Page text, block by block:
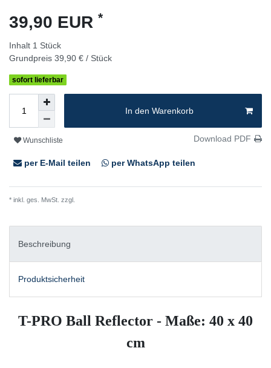
39,90 EUR *
Inhalt 1 Stück
Grundpreis 39,90 € / Stück
sofort lieferbar
In den Warenkorb
Wunschliste Download PDF
per E-Mail teilen per WhatsApp teilen
* inkl. ges. MwSt. zzgl.
Beschreibung
Produktsicherheit
T-PRO Ball Reflector - Maße: 40 x 40
cm